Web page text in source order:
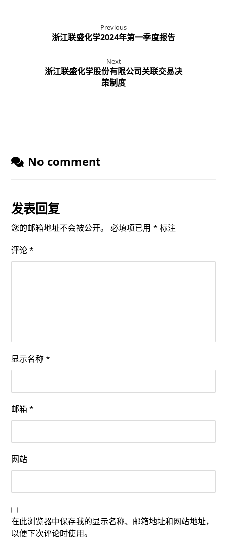
Previous
浙江联盛化学2024年第一季度报告
Next
浙江联盛化学股份有限公司关联交易决
策制度
No comment
发表回复
您的邮箱地址不会被公开。 必填项已用* 标注
评论*
显示名称*
邮箱*
网站
在此浏览器中保存我的显示名称、邮箱地址和网站地址，
以便下次评论时使用。